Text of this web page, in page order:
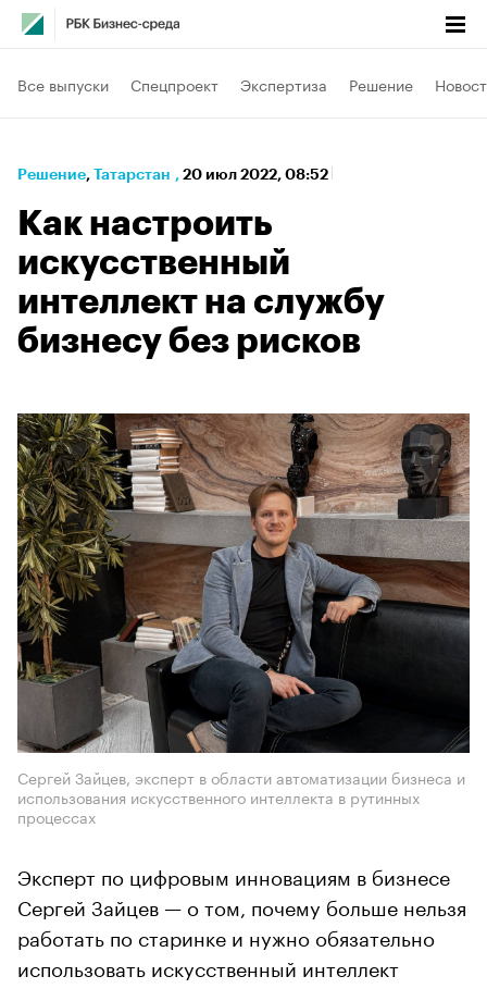
Все выпуски Спецпроект Экспертиза Решение
Решение⁠, Татарстан , 20 июл 2022, 08:52
Как настроить
искусственный
интеллект на службу
бизнесу без рисков
Сергей Зайцев, эксперт в области автоматизации бизнеса и
использования искусственного интеллекта в рутинных
процессах
Эксперт по цифровым инновациям в бизнесе
Сергей Зайцев — о том, почему больше нельзя
работать по старинке и нужно обязательно
использовать искусственный интеллект